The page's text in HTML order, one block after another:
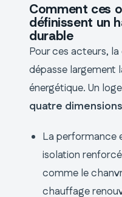
Comment ces
définissent un
durable
Pour ces acteurs,
dépasse largement
énergétique. Un
quatre
La performance
isolation
comme le
chauffage